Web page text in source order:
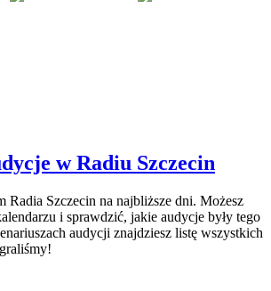
w Radiu Szczecin
Radia Szczecin na najbliższe dni. Możesz
i sprawdzić, jakie audycje były tego
audycji znajdziesz listę wszystkich